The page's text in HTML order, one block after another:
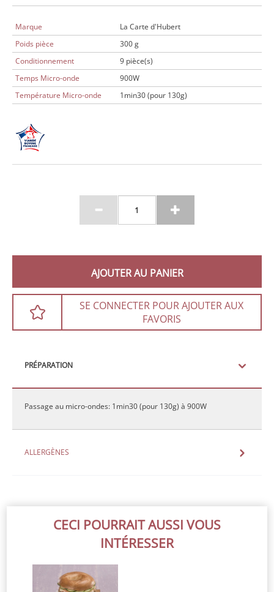
Marque
La Carte d'Hubert
Poids pièce
300 g
Conditionnement
9 pièce(s)
Temps Micro-onde
900W
Température Micro-onde
1min30 (pour 130g)
AJOUTER AU PANIER
SE CONNECTER POUR AJOUTER AUX
FAVORIS
PRÉPARATION
Passage au micro-ondes: 1min30 (pour 130g) à 900W
ALLERGÈNES
CECI POURRAIT AUSSI VOUS
INTÉRESSER